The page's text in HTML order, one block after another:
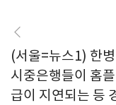
(서울=뉴스1) 한
시중은행들이 홈
급이 지연되는 등